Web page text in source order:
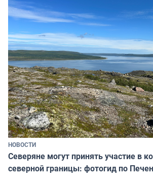
НОВОСТИ
Северяне могут принять участие в
северной границы: фотогид по